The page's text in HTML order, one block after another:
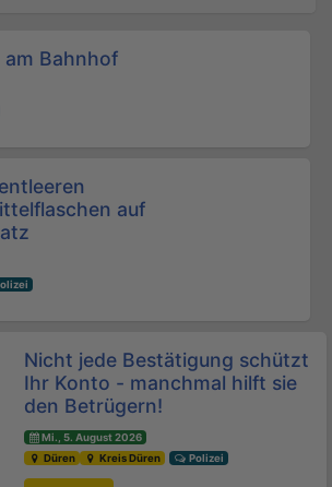
Navigation
am Bahnhof
auf
Nicht jede Bestätigung schützt
Ihr Konto - manchmal hilft sie
den Betrügern!
Mi., 5. August 2026
Düren
Kreis Düren Polizei